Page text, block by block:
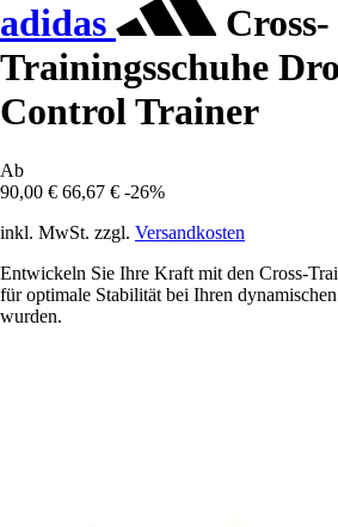
adidas
Cross-
Trainingsschuhe
Control Trainer
Ab
90,00 € 66,67 € -26%
inkl. MwSt. zzgl. Versandkosten
Entwickeln Sie Ihre Kraft mit den Cross-
für optimale Stabilität bei Ihren
wurden.